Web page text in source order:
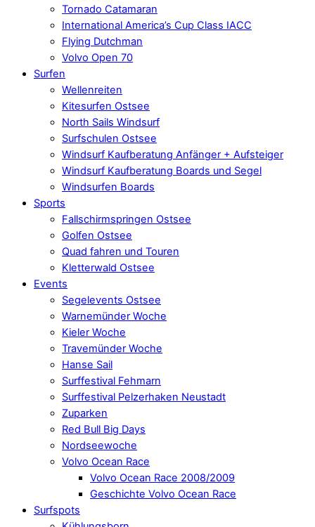
Tornado Catamaran
International America’s Cup Class IACC
Flying Dutchman
Volvo Open 70
Surfen
Wellenreiten
Kitesurfen Ostsee
North Sails Windsurf
Surfschulen Ostsee
Windsurf Kaufberatung Anfänger + Aufsteiger
Windsurf Kaufberatung Boards und Segel
Windsurfen Boards
Sports
Fallschirmspringen Ostsee
Golfen Ostsee
Quad fahren und Touren
Kletterwald Ostsee
Events
Segelevents Ostsee
Warnemünder Woche
Kieler Woche
Travemünder Woche
Hanse Sail
Surffestival Fehmarn
Surffestival Pelzerhaken Neustadt
Zuparken
Red Bull Big Days
Nordseewoche
Volvo Ocean Race
Volvo Ocean Race 2008/2009
Geschichte Volvo Ocean Race
Surfspots